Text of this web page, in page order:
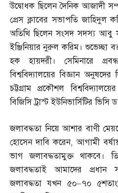
উদ্বোধক ছিলেন দৈনিক আজাদী
প্রেস ক্লাবের সভাপতি জাহিদুল
অতিথি ছিলেন সংসদ সদস্য আবু
ইঞ্জিনিয়ার নুরুল করিম। শুভেচ্ছা
হক হায়দরী। সেমিনারে
বিশ্ববিদ্যালয়ের বিজ্ঞান
চট্টগ্রাম প্রকৌশল
বিজিসি ট্রাস্ট ইউনিভার্সিটির ভিসি ড
জলাবদ্ধতা নিয়ে আশার বাণী
হোসেন দাবি করেন,আগামী
ভাগ জলাবদ্ধতামুক্ত থাকবে।
জলাবদ্ধতাই আমাদের প্রধান
জলাবদ্ধতা যখন ৫০–৭০